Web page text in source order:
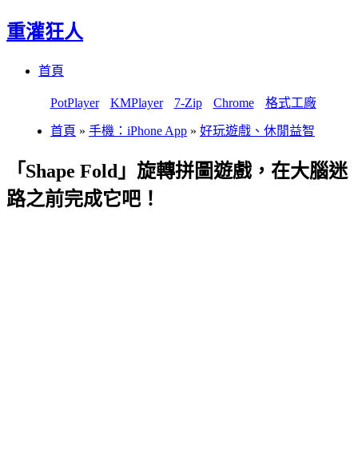
重灌狂人
首頁
PotPlayer KMPlayer 7-Zip Chrome 格式工廠
首頁 » 手機：iPhone App » 好玩遊戲、休閒益智
「Shape Fold」旋轉拼圖遊戲，在大腦迷
路之前完成它吧！